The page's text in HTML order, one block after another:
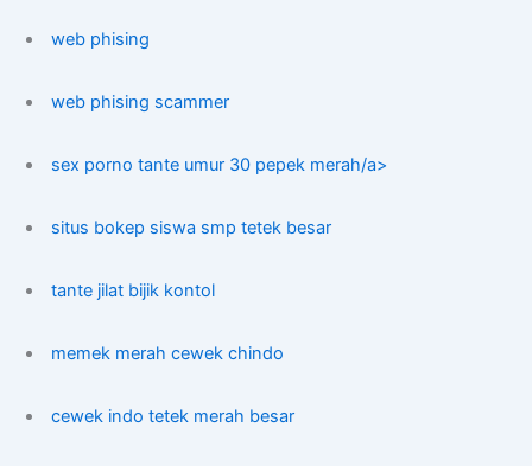
web phising
web phising scammer
sex porno tante umur 30 pepek merah/a>
situs bokep siswa smp tetek besar
tante jilat bijik kontol
memek merah cewek chindo
cewek indo tetek merah besar